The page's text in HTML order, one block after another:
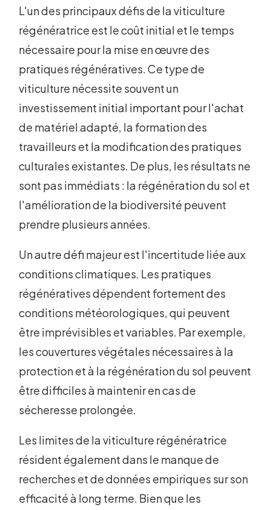
L'un des principaux défis de la viticulture
régénératrice est le coût initial et le temps
nécessaire pour la mise en œuvre des
pratiques régénératives. Ce type de
viticulture nécessite souvent un
investissement initial important pour l'achat
de matériel adapté, la formation des
travailleurs et la modification des pratiques
culturales existantes. De plus, les résultats ne
sont pas immédiats : la régénération du sol et
l'amélioration de la biodiversité peuvent
prendre plusieurs années.
Un autre défi majeur est l'incertitude liée aux
conditions climatiques. Les pratiques
régénératives dépendent fortement des
conditions météorologiques, qui peuvent
être imprévisibles et variables. Par exemple,
les couvertures végétales nécessaires à la
protection et à la régénération du sol peuvent
être difficiles à maintenir en cas de
sécheresse prolongée.
Les limites de la viticulture régénératrice
résident également dans le manque de
recherches et de données empiriques sur son
efficacité à long terme. Bien que les